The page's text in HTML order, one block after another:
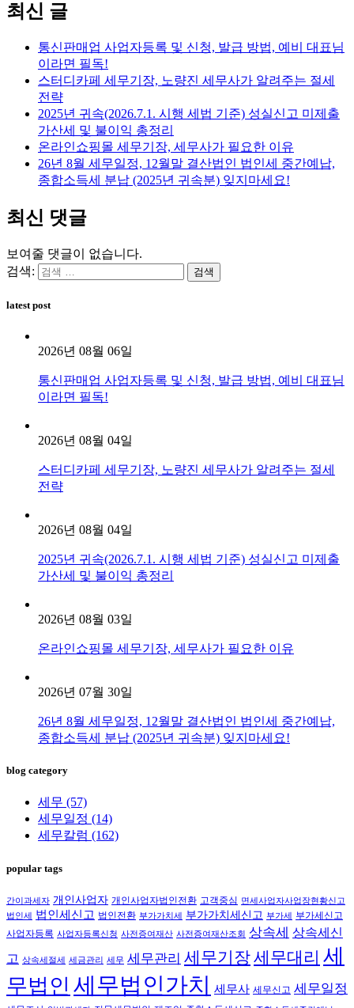
최신 글
통신판매업 사업자등록 및 신청, 발급 방법, 예비 대표님
이라면 필독!
스터디카페 세무기장, 노량진 세무사가 알려주는 절세
전략
2025년 귀속(2026.7.1. 시행 세법 기준) 성실신고 미제출
가산세 및 불이익 총정리
온라인쇼핑몰 세무기장, 세무사가 필요한 이유
26년 8월 세무일정, 12월말 결산법인 법인세 중간예납,
종합소득세 분납 (2025년 귀속분) 잊지마세요!
최신 댓글
보여줄 댓글이 없습니다.
검색:
latest post
2026년 08월 06일
통신판매업 사업자등록 및 신청, 발급 방법, 예비 대표님
이라면 필독!
2026년 08월 04일
스터디카페 세무기장, 노량진 세무사가 알려주는 절세
전략
2026년 08월 04일
2025년 귀속(2026.7.1. 시행 세법 기준) 성실신고 미제출
가산세 및 불이익 총정리
2026년 08월 03일
온라인쇼핑몰 세무기장, 세무사가 필요한 이유
2026년 07월 30일
26년 8월 세무일정, 12월말 결산법인 법인세 중간예납,
종합소득세 분납 (2025년 귀속분) 잊지마세요!
blog category
세무 (57)
세무일정 (14)
세무칼럼 (162)
popular tags
간이과세자 개인사업자 개인사업자법인전환 고객중심 면세사업자사업장현황신고
법인세
법인세신고 법인전환 부가가치세 부가가치세신고 부가세
부가세신고
사업자등록 사업자등록신청 사전증여재산 사전증여재산조회 상속세 상속세신
고 상속세절세 세금관리 세무 세무관리 세무기장세무대리 세
무법인 세무법인가치 세무사 세무신고 세무일정